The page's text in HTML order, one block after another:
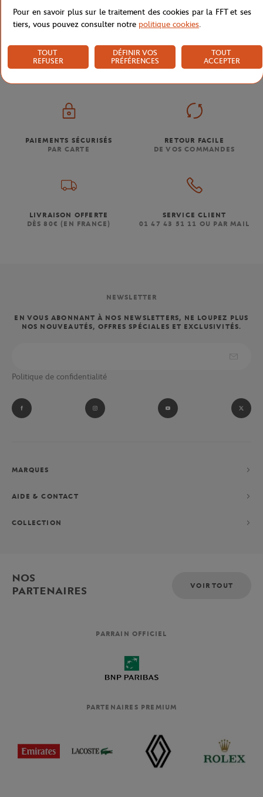
Accueil Boutique Concession Photo Diede De Groot -
PAIEMENTS SÉCURISÉS
PAR CARTE
RETOUR FACILE
DE VOS COMMANDES
LIVRAISON OFFERTE
DÈS 80€ (EN FRANCE)
SERVICE CLIENT
01 47 43 51 11 OU PAR MAIL
NEWSLETTER
EN VOUS ABONNANT À NOS NEWSLETTERS, NE LOUPEZ PLUS
NOS NOUVEAUTÉS, OFFRES SPÉCIALES ET EXCLUSIVITÉS.
Politique de confidentialité
MARQUES
AIDE & CONTACT
COLLECTION
NOS
PARTENAIRES
VOIR TOUT
PARRAIN OFFICIEL
PARTENAIRES PREMIUM
Pour en savoir plus sur le traitement des cookies par la FFT et ses
tiers, vous pouvez consulter notre politique cookies.
TOUT
REFUSER
DÉFINIR VOS
PRÉFÉRENCES
TOUT
ACCEPTER